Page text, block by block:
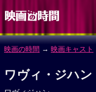
映画の時間 → 映画キャスト
ワヴィ・ジハン